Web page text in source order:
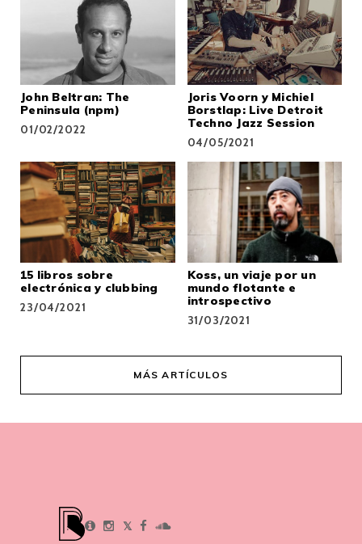
John Beltran: The
Peninsula (npm)
01/02/2022
Joris Voorn y Michiel
Borstlap: Live Detroit
Techno Jazz Session
04/05/2021
15 libros sobre
electrónica y clubbing
23/04/2021
Koss, un viaje por un
mundo flotante e
introspectivo
31/03/2021
MÁS ARTÍCULOS
𝕏